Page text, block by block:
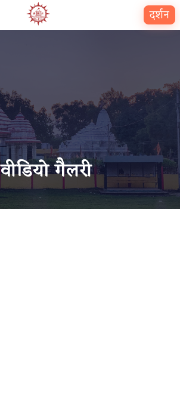
दर्शन
वीडियो गैलरी